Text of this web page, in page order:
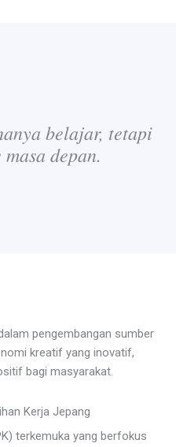
belajar, tetapi
depan.
pengembangan sumber
kreatif yang inovatif,
bagi masyarakat.
terkemuka yang berfokus